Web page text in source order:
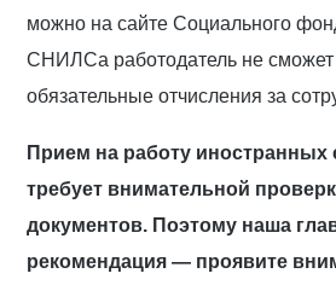
можно на сайте Социального
СНИЛСа работодатель не сможет
обязательные отчисления за
Прием на работу иностранных
требует внимательной
документов. Поэтому наша
рекомендация — проявите